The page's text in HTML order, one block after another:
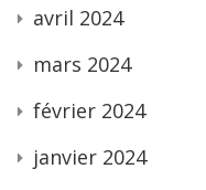
avril 2024
mars 2024
février 2024
janvier 2024